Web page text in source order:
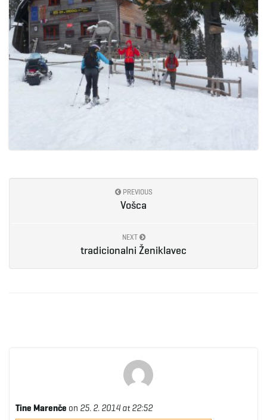
PREVIOUS
Vošca
NEXT
tradicionalni Ženiklavec
Tine Marenče on 25. 2. 2014 at 22:52